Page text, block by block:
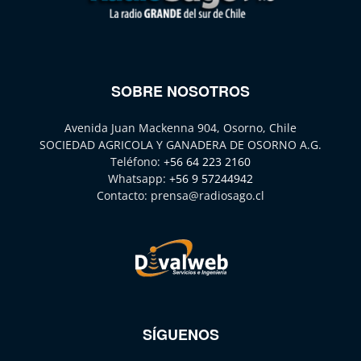
SOBRE NOSOTROS
Avenida Juan Mackenna 904, Osorno, Chile
SOCIEDAD AGRICOLA Y GANADERA DE OSORNO A.G.
Teléfono: +56 64 223 2160
Whatsapp: +56 9 57244942
Contacto: prensa@radiosago.cl
SÍGUENOS